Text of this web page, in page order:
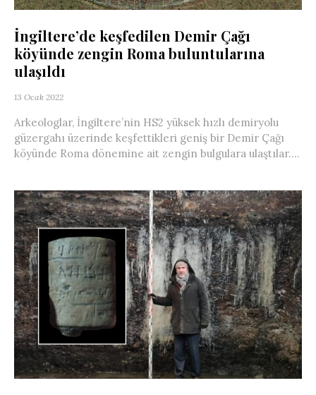
İngiltere’de keşfedilen Demir Çağı
köyünde zengin Roma buluntularına
ulaşıldı
13 Ocak 2022
Arkeologlar, İngiltere’nin HS2 yüksek hızlı demiryolu
güzergahı üzerinde keşfettikleri geniş bir Demir Çağı
köyünde Roma dönemine ait zengin bulgulara ulaştılar....